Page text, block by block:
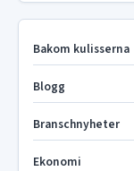
Bakom kulisserna
Blogg
Branschnyheter
Ekonomi